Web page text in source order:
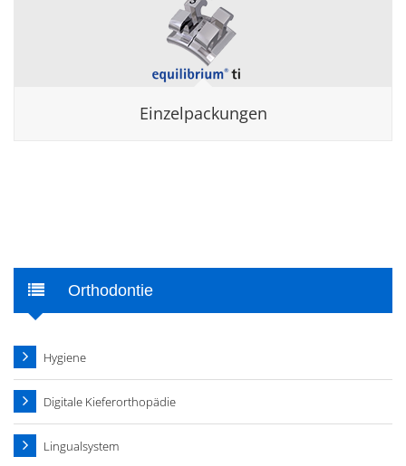
Einzelpackungen
Orthodontie
Hygiene
Digitale Kieferorthopädie
Lingualsystem